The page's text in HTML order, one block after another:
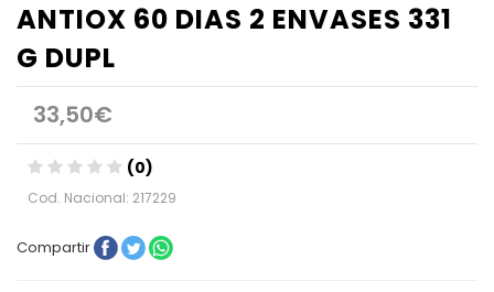
ANTIOX 60 DIAS 2 ENVASES 331
G DUPL
33,50€
(0)
Cod. Nacional: 217229
Compartir